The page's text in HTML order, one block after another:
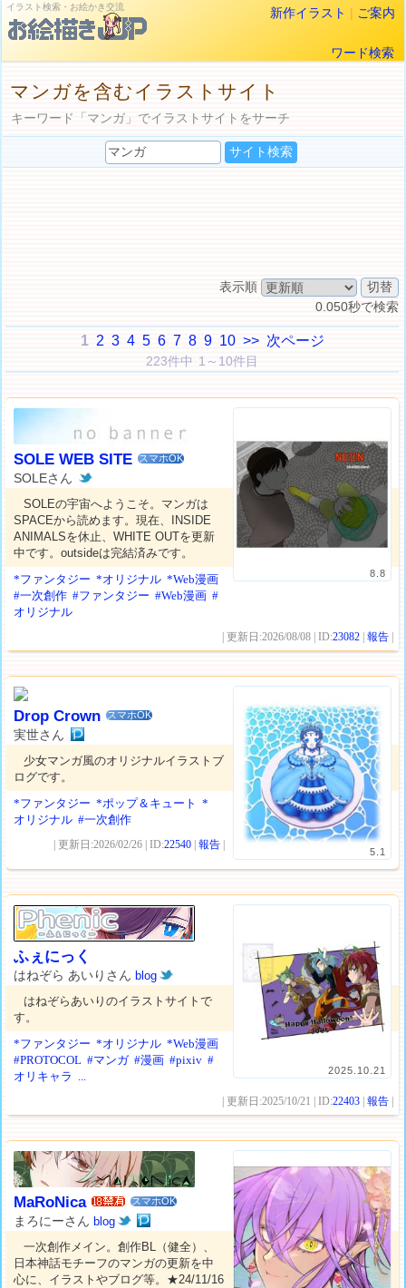
イラスト検索・お絵かき交流 新作イラスト | ご案内
ワード検索
マンガを含むイラストサイト
キーワード「マンガ」でイラストサイトをサーチ
表示順
0.050秒で検索
1 2 3 4 5 6 7 8 9 10 >> 次ページ
223件中 1～10件目
8.8
SOLE WEB SITE スマホOK
SOLEさん
SOLEの宇宙へようこそ。マンガは
SPACEから読めます。現在、INSIDE
ANIMALSを休止、WHITE OUTを更新
中です。outsideは完結済みです。
*ファンタジー *オリジナル *Web漫画
#一次創作 #ファンタジー #Web漫画 #
オリジナル
| 更新日:2026/08/08 | ID:23082 |報告
5.1
Drop Crown スマホOK
実世さん
少女マンガ風のオリジナルイラストブ
ログです。
*ファンタジー *ポップ＆キュート
*
オリジナル #一次創作
| 更新日:2026/02/26 | ID:22540 |報告
2025.10.21
ふぇにっく
はねぞら あいりさんblog
はねぞらあいりのイラストサイトで
す。
*ファンタジー *オリジナル *Web漫画
#PROTOCOL #マンガ #漫画 #pixiv #
オリキャラ ...
| 更新日:2025/10/21 | ID:22403 |報告
MaRoNica スマホOK
まろにーさんblog
一次創作メイン。創作BL（健全）、
日本神話モチーフのマンガの更新を中
心に、イラストやブログ等。★24/11/16